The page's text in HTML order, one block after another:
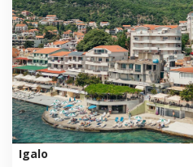
Igalo